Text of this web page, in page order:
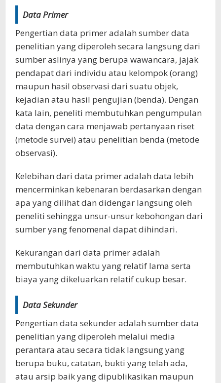
Data Primer
Pengertian data primer adalah sumber data
penelitian yang diperoleh secara langsung dari
sumber aslinya yang berupa wawancara, jajak
pendapat dari individu atau kelompok (orang)
maupun hasil observasi dari suatu objek,
kejadian atau hasil pengujian (benda). Dengan
kata lain, peneliti membutuhkan pengumpulan
data dengan cara menjawab pertanyaan riset
(metode survei) atau penelitian benda (metode
observasi).
Kelebihan dari data primer adalah data lebih
mencerminkan kebenaran berdasarkan dengan
apa yang dilihat dan didengar langsung oleh
peneliti sehingga unsur-unsur kebohongan dari
sumber yang fenomenal dapat dihindari.
Kekurangan dari data primer adalah
membutuhkan waktu yang relatif lama serta
biaya yang dikeluarkan relatif cukup besar.
Data Sekunder
Pengertian data sekunder adalah sumber data
penelitian yang diperoleh melalui media
perantara atau secara tidak langsung yang
berupa buku, catatan, bukti yang telah ada,
atau arsip baik yang dipublikasikan maupun